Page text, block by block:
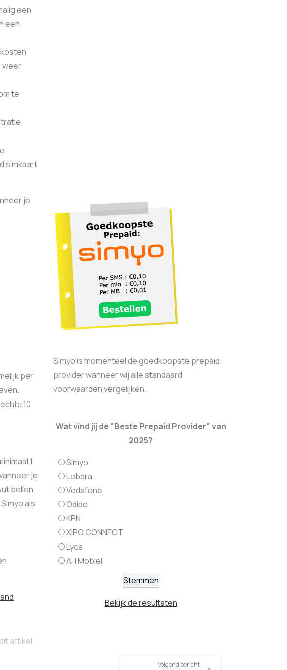
een
een
weer
te
simkaart
je
per
10
1
je
bellen
als
artikel
Simyo is momenteel de goedkoopste prepaid
provider wanneer wij alle standaard
voorwaarden vergelijken.
Wat vind jij de "Beste Prepaid Provider" van
2025?
Simyo
Lebara
Vodafone
Odido
KPN
XIPO CONNECT
Lyca
AH Mobiel
Bekijk de resultaten
Volgend bericht